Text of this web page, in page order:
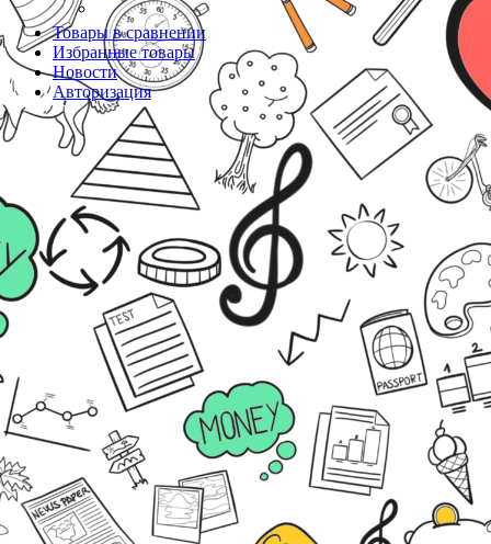
Товары в сравнении
Избранные товары
Новости
Авторизация